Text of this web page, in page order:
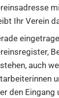
Ihr Verein
auch
den